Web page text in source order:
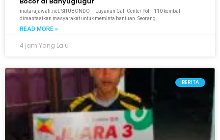
matarajawali.net; SITUBONDO – Layanan Call Center Polri 110 kembali
dimanfaatkan masyarakat untuk meminta bantuan. Seorang
READ MORE »
4 jam Yang Lalu
BERITA